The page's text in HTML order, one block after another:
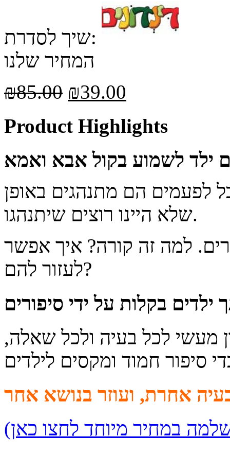
שיך לסדרת:
המחיר שלנו
₪85.00 ₪39.00
Product Highlights
לפעמים הם מתנהגים באופן
שלא היינו רוצים שיתנהגו.
למה זה קורה? איך אפשר
לעזור להם?
מעשי לכל בעיה ולכל שאלה,
סיפור חמוד ומקסים לילדים